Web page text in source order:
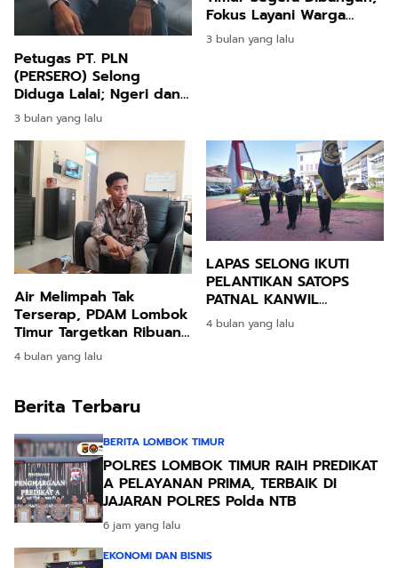
Petugas PT. PLN
(PERSERO) Selong
Diduga Lalai; Ngeri dan
Bahaya!!! Kabel Listrik
Berserakan di Sawah
Warga Dusun Peroa
Sakra
3 bulan yang lalu
Fokus Layani Warga
Miskin
3 bulan yang lalu
Air Melimpah Tak
Terserap, PDAM Lombok
Timur Targetkan Ribuan
Sambungan Baru
4 bulan yang lalu
LAPAS SELONG IKUTI
PELANTIKAN SATOPS
PATNAL KANWIL
DITJENPAS NTB
4 bulan yang lalu
Berita Terbaru
BERITA LOMBOK TIMUR
POLRES LOMBOK TIMUR RAIH PREDIKAT
A PELAYANAN PRIMA, TERBAIK DI
JAJARAN POLRES Polda NTB
6 jam yang lalu
EKONOMI DAN BISNIS